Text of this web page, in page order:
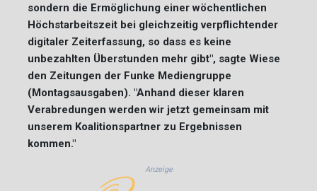
sondern die Ermöglichung einer wöchentlichen
Höchstarbeitszeit bei gleichzeitig verpflichtender
digitaler Zeiterfassung, so dass es keine
unbezahlten Überstunden mehr gibt", sagte Wiese
den Zeitungen der Funke Mediengruppe
(Montagsausgaben). "Anhand dieser klaren
Verabredungen werden wir jetzt gemeinsam mit
unserem Koalitionspartner zu Ergebnissen
kommen."
Anzeige